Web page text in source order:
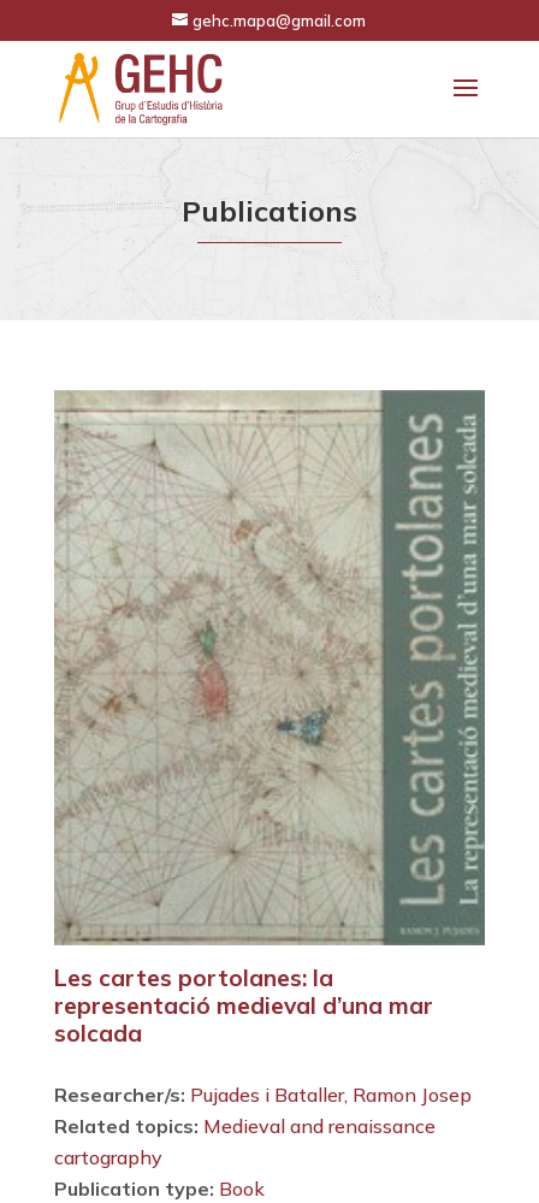
gehc.mapa@gmail.com
Publications
Les cartes portolanes: la
representació medieval d’una mar
solcada
Researcher/s: Pujades i Bataller, Ramon Josep
Related topics: Medieval and renaissance
cartography
Publication type: Book